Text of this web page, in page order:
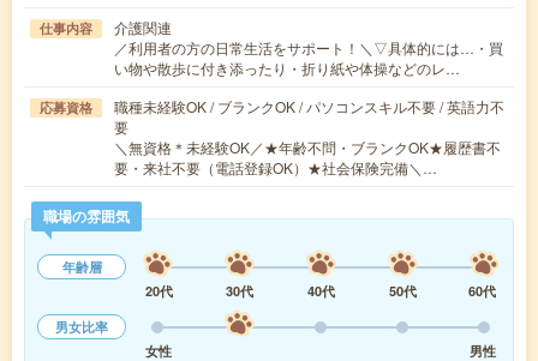
仕事内容
介護関連
／利用者の方の日常生活をサポート！＼▽具体的には…・買
い物や散歩に付き添ったり・折り紙や体操などのレ…
応募資格
職種未経験OK / ブランクOK / パソコンスキル不要 / 英語力不
要
＼無資格＊未経験OK／★年齢不問・ブランクOK★履歴書不
要・来社不要（電話登録OK）★社会保険完備＼…
職場の雰囲気
年齢層
20代
30代 40代 50代
60代
男女比率
女性
男性